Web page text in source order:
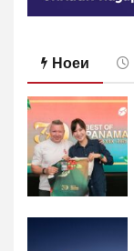
Ноеи